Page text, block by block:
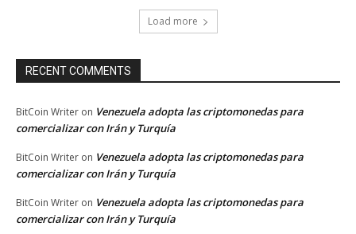
Load more
RECENT COMMENTS
BitCoin Writer on Venezuela adopta las criptomonedas para
comercializar con Irán y Turquía
BitCoin Writer on Venezuela adopta las criptomonedas para
comercializar con Irán y Turquía
BitCoin Writer on Venezuela adopta las criptomonedas para
comercializar con Irán y Turquía